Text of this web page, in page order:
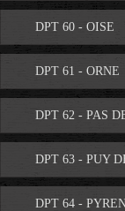
DPT 60 - OISE
DPT 61 - ORNE
DPT 62 - PAS
DPT 63 - PUY
DPT 64 -